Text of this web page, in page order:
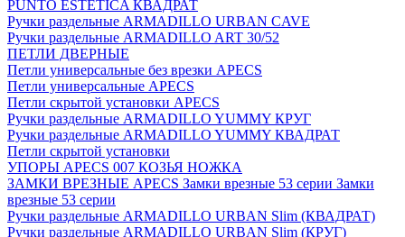
PUNTO ESTETICA КВАДРАТ
Ручки раздельные ARMADILLO URBAN CAVE
Ручки раздельные ARMADILLO ART 30/52
ПЕТЛИ ДВЕРНЫЕ
Петли универсальные без врезки APECS
Петли универсальные APECS
Петли скрытой установки APECS
Ручки раздельные ARMADILLO YUMMY КРУГ
Ручки раздельные ARMADILLO YUMMY КВАДРАТ
Петли скрытой установки
УПОРЫ APECS 007 КОЗЬЯ НОЖКА
ЗАМКИ ВРЕЗНЫЕ APECS Замки врезные 53 серии Замки
врезные 53 серии
Ручки раздельные ARMADILLO URBAN Slim (КВАДРАТ)
Ручки раздельные ARMADILLO URBAN Slim (КРУГ)